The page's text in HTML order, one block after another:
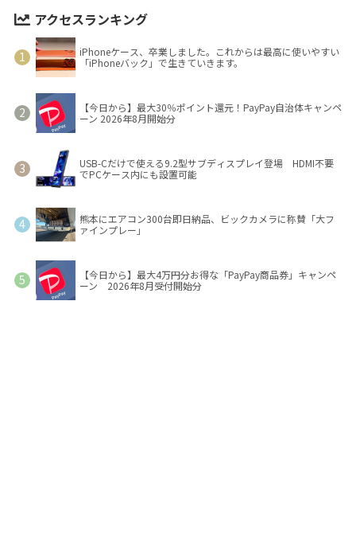
アクセスランキング
iPhoneケース、卒業しました。これからは最高に使いやすい
「iPhoneバック」で生きていきます。
【今日から】最大30％ポイント還元！PayPay自治体キャンペ
ーン 2026年8月開始分
USB-Cだけで使える9.2型サブディスプレイ登場 HDMI不要
でPCケース内にも設置可能
熊本にエアコン300台即日納品、ビックカメラに称賛「大フ
ァインプレー」
【今日から】最大4万円分お得な「PayPay商品券」キャンペ
ーン 2026年8月受付開始分